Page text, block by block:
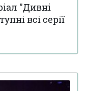
"Дивні
всі серії